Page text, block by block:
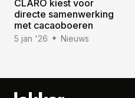
CLARO kiest voor
directe samenwerking
met cacaoboeren
5 jan '26 Nieuws